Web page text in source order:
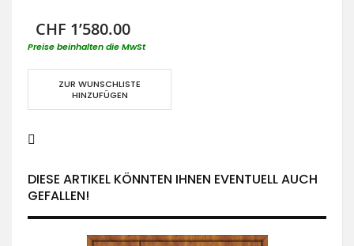
CHF 1’580.00
Preise beinhalten die MwSt
ZUR WUNSCHLISTE
HINZUFÜGEN
DIESE ARTIKEL KÖNNTEN IHNEN EVENTUELL AUCH
GEFALLEN!